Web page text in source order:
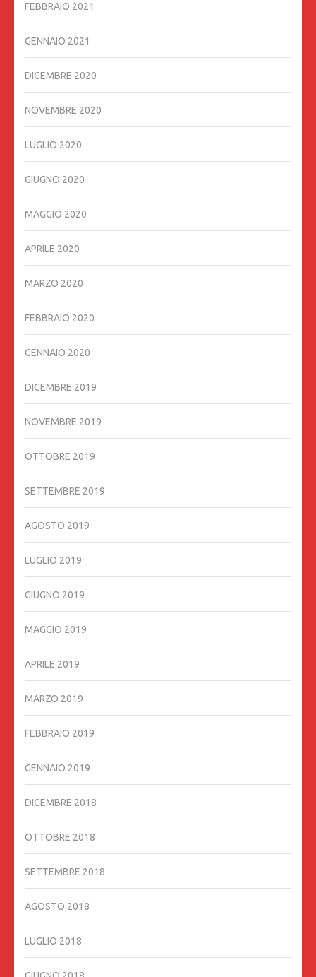
FEBBRAIO 2021
GENNAIO 2021
DICEMBRE 2020
NOVEMBRE 2020
LUGLIO 2020
GIUGNO 2020
MAGGIO 2020
APRILE 2020
MARZO 2020
FEBBRAIO 2020
GENNAIO 2020
DICEMBRE 2019
NOVEMBRE 2019
OTTOBRE 2019
SETTEMBRE 2019
AGOSTO 2019
LUGLIO 2019
GIUGNO 2019
MAGGIO 2019
APRILE 2019
MARZO 2019
FEBBRAIO 2019
GENNAIO 2019
DICEMBRE 2018
OTTOBRE 2018
SETTEMBRE 2018
AGOSTO 2018
LUGLIO 2018